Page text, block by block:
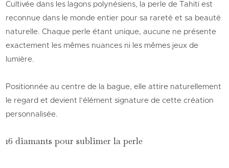
Cultivée dans les lagons polynésiens, la perle de Tahiti est
reconnue dans le monde entier pour sa rareté et sa beauté
naturelle. Chaque perle étant unique, aucune ne présente
exactement les mêmes nuances ni les mêmes jeux de
lumière.
Positionnée au centre de la bague, elle attire naturellement
le regard et devient l’élément signature de cette création
personnalisée.
16 diamants pour sublimer la perle